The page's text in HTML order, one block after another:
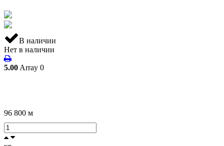
В наличии
Нет в наличии
5.00 Array 0
96 800 м